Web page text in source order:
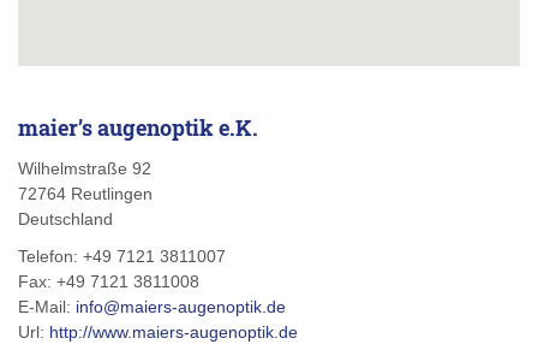
maier’s augenoptik e.K.
Wilhelmstraße 92
72764 Reutlingen
Deutschland
Telefon: +49 7121 3811007
Fax: +49 7121 3811008
E-Mail: info@maiers-augenoptik.de
Url: http://www.maiers-augenoptik.de